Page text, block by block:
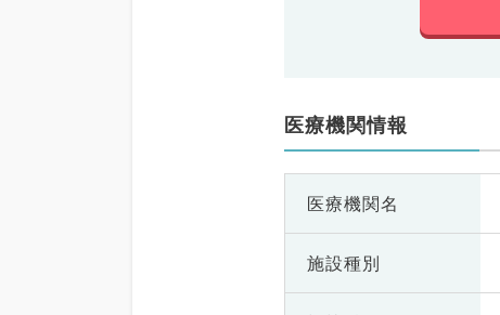
医療機関情報
医療機関名
施設種別